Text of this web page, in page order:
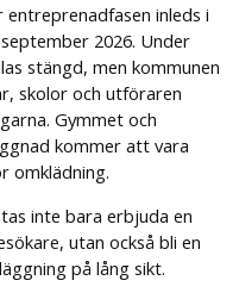
inleds i
2026. Under
stängd, men kommunen
skolor och utföraren
Gymmet och
kommer att vara
omklädning.
inte bara erbjuda en
utan också bli en
på lång sikt.